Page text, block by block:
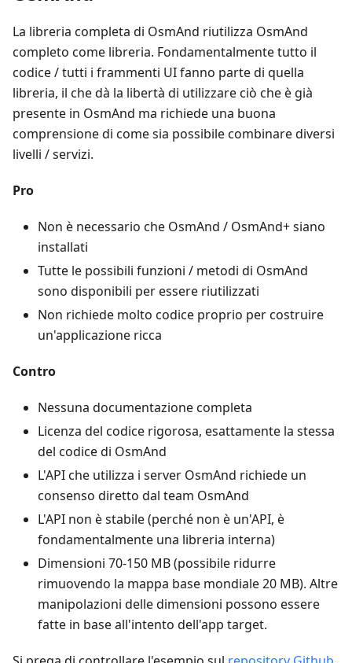
La libreria completa di OsmAnd riutilizza OsmAnd
completo come libreria. Fondamentalmente tutto il
codice / tutti i frammenti UI fanno parte di quella
libreria, il che dà la libertà di utilizzare ciò che è già
presente in OsmAnd ma richiede una buona
comprensione di come sia possibile combinare diversi
livelli / servizi.
Pro
Non è necessario che OsmAnd / OsmAnd+ siano
installati
Tutte le possibili funzioni / metodi di OsmAnd
sono disponibili per essere riutilizzati
Non richiede molto codice proprio per costruire
un'applicazione ricca
Contro
Nessuna documentazione completa
Licenza del codice rigorosa, esattamente la stessa
del codice di OsmAnd
L'API che utilizza i server OsmAnd richiede un
consenso diretto dal team OsmAnd
L'API non è stabile (perché non è un'API, è
fondamentalmente una libreria interna)
Dimensioni 70-150 MB (possibile ridurre
rimuovendo la mappa base mondiale 20 MB). Altre
manipolazioni delle dimensioni possono essere
fatte in base all'intento dell'app target.